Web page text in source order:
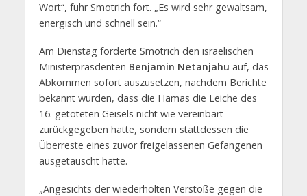
Wort“, fuhr Smotrich fort. „Es wird sehr gewaltsam,
energisch und schnell sein.“
Am Dienstag forderte Smotrich den israelischen
Ministerpräsdenten Benjamin Netanjahu auf, das
Abkommen sofort auszusetzen, nachdem Berichte
bekannt wurden, dass die Hamas die Leiche des
16. getöteten Geisels nicht wie vereinbart
zurückgegeben hatte, sondern stattdessen die
Überreste eines zuvor freigelassenen Gefangenen
ausgetauscht hatte.
„Angesichts der wiederholten Verstöße gegen die